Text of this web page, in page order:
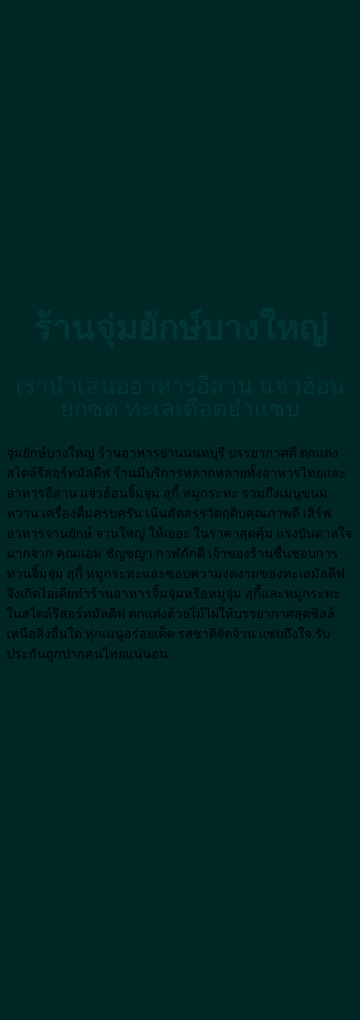
จุ่มยักษ์บางใหญ่ ร้านอาหารย่านนนทบุรี บรรยากาศดี ตกแต่ง
สไตล์รีสอร์ทมัลดีฟ ร้านมีบริการหลากหลายทั้งอาหารไทยและ
อาหารอีสาน แจ่วฮ้อนจิ้มจุ่ม สุกี้ หมูกระทะ รวมถึงเมนูขนม
หวาน เครื่องดื่มครบครัน เน้นคัดสรรวัตถุดิบคุณภาพดี เสิร์ฟ
อาหารจานยักษ์ จานใหญ่ ให้เยอะ ในราคาสุดคุ้ม แรงบันดาลใจ
มากจาก คุณแอม ชัญชญา กาฬภักดี เจ้าของร้านชื่นชอบการ
ทานจิ้มจุ่ม สุกี้ หมูกระทะและชอบความงดงามของทะเลมัลดีฟ
จึงเกิดไอเดียทำร้านอาหารจิ้มจุ่มหรือหมูจุ่ม สุกี้และหมูกระทะ
ในสไตล์รีสอร์ทมัลดีฟ ตกแต่งด้วยไม้ไผ่ให้บรรยากาศสุดชิลล์
เหนือสิ่งอื่นใด ทุกเมนูอร่อยเด็ด รสชาติจัดจ้าน แซ่บถึงใจ รับ
ประกันถูกปากคนไทยแน่นอน